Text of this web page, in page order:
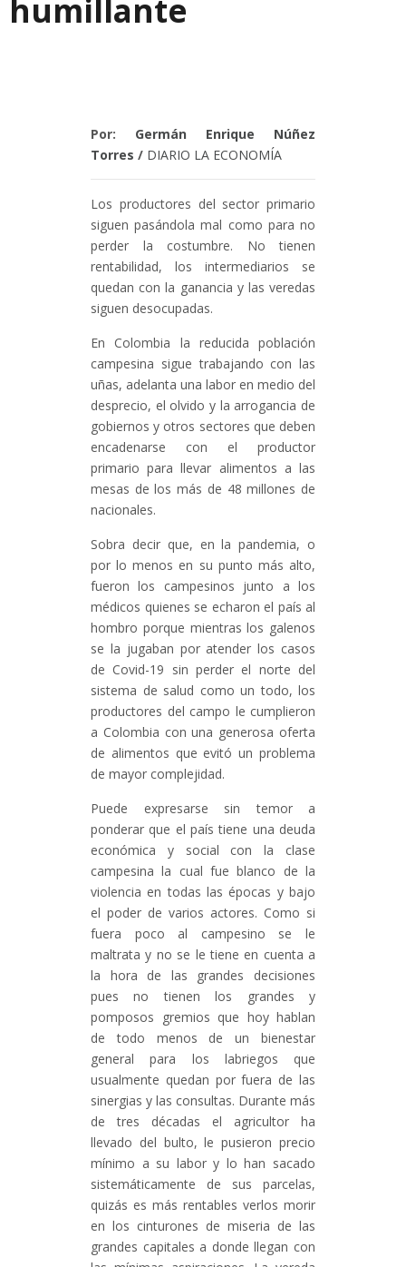
humillante
Por: Germán Enrique Núñez
Torres / DIARIO LA ECONOMÍA
Los productores del sector primario
siguen pasándola mal como para no
perder la costumbre. No tienen
rentabilidad, los intermediarios se
quedan con la ganancia y las veredas
siguen desocupadas.
En Colombia la reducida población
campesina sigue trabajando con las
uñas, adelanta una labor en medio del
desprecio, el olvido y la arrogancia de
gobiernos y otros sectores que deben
encadenarse con el productor
primario para llevar alimentos a las
mesas de los más de 48 millones de
nacionales.
Sobra decir que, en la pandemia, o
por lo menos en su punto más alto,
fueron los campesinos junto a los
médicos quienes se echaron el país al
hombro porque mientras los galenos
se la jugaban por atender los casos
de Covid-19 sin perder el norte del
sistema de salud como un todo, los
productores del campo le cumplieron
a Colombia con una generosa oferta
de alimentos que evitó un problema
de mayor complejidad.
Puede expresarse sin temor a
ponderar que el país tiene una deuda
económica y social con la clase
campesina la cual fue blanco de la
violencia en todas las épocas y bajo
el poder de varios actores. Como si
fuera poco al campesino se le
maltrata y no se le tiene en cuenta a
la hora de las grandes decisiones
pues no tienen los grandes y
pomposos gremios que hoy hablan
de todo menos de un bienestar
general para los labriegos que
usualmente quedan por fuera de las
sinergias y las consultas. Durante más
de tres décadas el agricultor ha
llevado del bulto, le pusieron precio
mínimo a su labor y lo han sacado
sistemáticamente de sus parcelas,
quizás es más rentables verlos morir
en los cinturones de miseria de las
grandes capitales a donde llegan con